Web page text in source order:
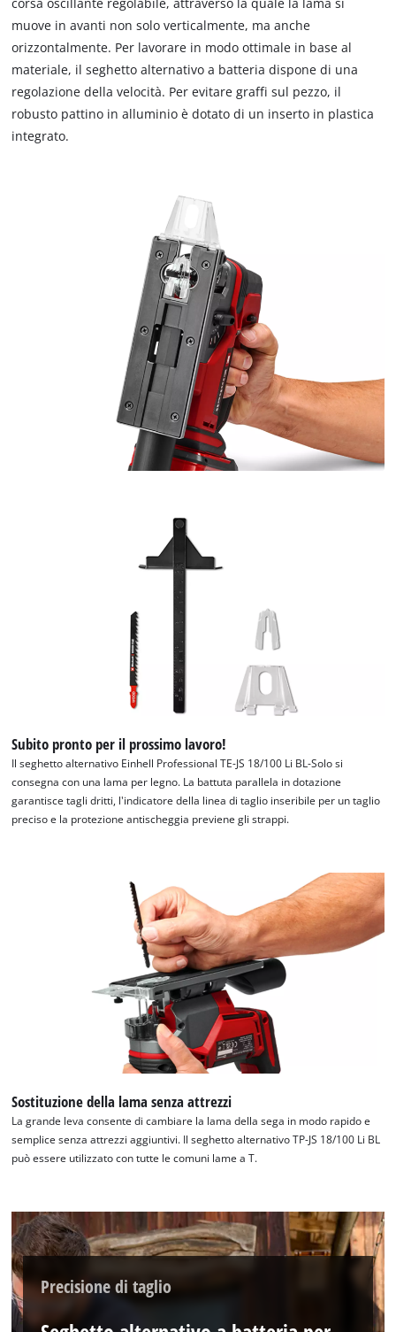
muove in avanti non solo verticalmente, ma anche
orizzontalmente. Per lavorare in modo ottimale in base al
materiale, il seghetto alternativo a batteria dispone di una
regolazione della velocità. Per evitare graffi sul pezzo, il
robusto pattino in alluminio è dotato di un inserto in plastica
integrato.
Subito pronto per il prossimo lavoro!
Il seghetto alternativo Einhell Professional TE-JS 18/100 Li BL-Solo si
consegna con una lama per legno. La battuta parallela in dotazione
garantisce tagli dritti, l'indicatore della linea di taglio inseribile per un taglio
preciso e la protezione antischeggia previene gli strappi.
Sostituzione della lama senza attrezzi
La grande leva consente di cambiare la lama della sega in modo rapido e
semplice senza attrezzi aggiuntivi. Il seghetto alternativo TP-JS 18/100 Li BL
può essere utilizzato con tutte le comuni lame a T.
Precisione di taglio